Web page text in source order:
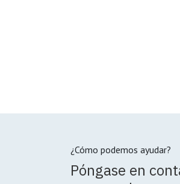
¿Cómo podemos ayudar?
Póngase en